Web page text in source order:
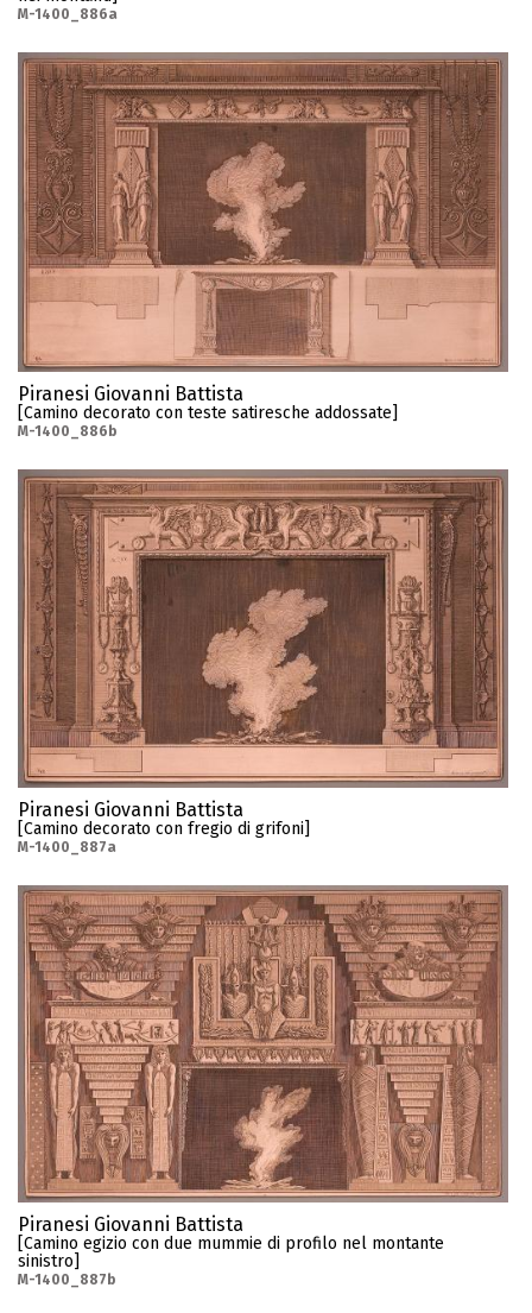
M-1400_886a
Piranesi Giovanni Battista
[Camino decorato con teste satiresche addossate]
M-1400_886b
Piranesi Giovanni Battista
[Camino decorato con fregio di grifoni]
M-1400_887a
Piranesi Giovanni Battista
[Camino egizio con due mummie di profilo nel montante
sinistro]
M-1400_887b